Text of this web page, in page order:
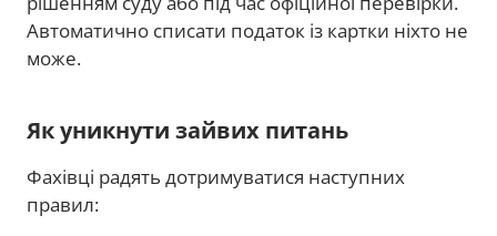
Автоматично списати податок із картки ніхто не
може.
Як уникнути зайвих питань
Фахівці радять дотримуватися наступних
правил: